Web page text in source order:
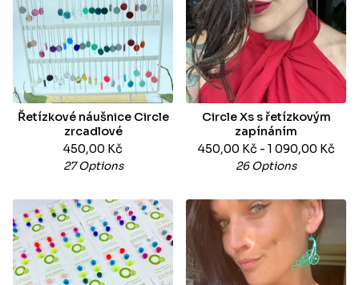
Řetízkové náušnice Circle
zrcadlové
450,00 Kč
27 Options
Circle Xs s řetízkovým
zapínáním
450,00 Kč - 1 090,00 Kč
26 Options